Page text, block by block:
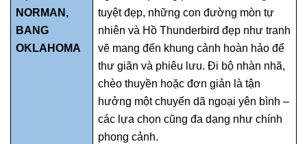
NORMAN,
BANG
OKLAHOMA
tuyệt đẹp, những con đường mòn tự
nhiên và Hồ Thunderbird đẹp như tranh
vẽ mang đến khung cảnh hoàn hảo để
thư giãn và phiêu lưu. Đi bộ nhàn nhã,
chèo thuyền hoặc đơn giản là tận
hưởng một chuyến dã ngoại yên bình –
các lựa chọn cũng đa dạng như chính
phong cảnh.